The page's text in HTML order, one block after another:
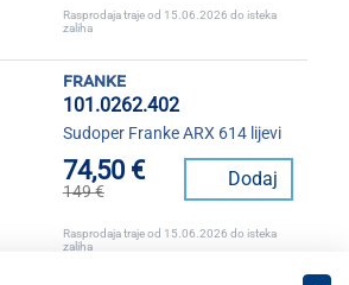
Rasprodaja traje od 15.06.2026 do isteka
zaliha
franke
101.0262.402
Sudoper Franke ARX 614 lijevi
74,50 €
149 €
Dodaj
Rasprodaja traje od 15.06.2026 do isteka
zaliha